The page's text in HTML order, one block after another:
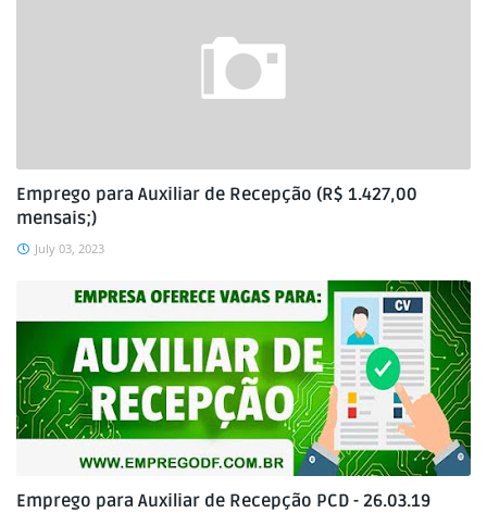
Emprego para Auxiliar de Recepção (R$ 1.427,00
mensais;)
July 03, 2023
Emprego para Auxiliar de Recepção PCD - 26.03.19